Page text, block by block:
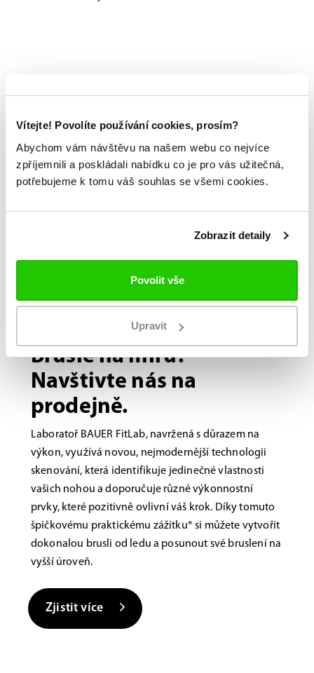
Vítejte! Povolíte používání cookies, prosím?
Abychom vám návštěvu na našem webu co nejvíce
zpříjemnili a poskládali nabídku co je pro vás užitečná,
potřebujeme k tomu váš souhlas se všemi cookies.
Zobrazit detaily
Povolit vše
Upravit
Brusle na míru?
Navštivte nás na
prodejně.
Laboratoř BAUER FitLab, navržená s důrazem na
výkon, využívá novou, nejmodernější technologii
skenování, která identifikuje jedinečné vlastnosti
vašich nohou a doporučuje různé výkonnostní
prvky, které pozitivně ovlivní váš krok. Díky tomuto
špičkovému praktickému zážitku* si můžete vytvořit
dokonalou brusli od ledu a posunout své bruslení na
vyšší úroveň.
Zjistit více